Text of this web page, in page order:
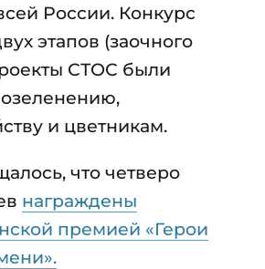
России. Конкурс
этапов (заочного
СТОС были
и цветникам.
что четверо
награждены
премией «Герои